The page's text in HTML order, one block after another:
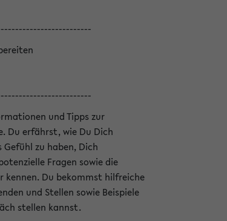
und Tipps zur
Du erfährst, wie Du Dich
zu haben, Dich
Fragen sowie die
kennen. Du bekommst hilfreiche
und Stellen sowie Beispiele
stellen kannst.